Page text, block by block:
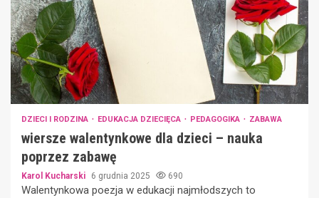
DZIECI I RODZINA EDUKACJA DZIECIĘCA PEDAGOGIKA ZABAWA
wiersze walentynkowe dla dzieci – nauka
poprzez zabawę
Karol Kucharski 6 grudnia 2025 690
Walentynkowa poezja w edukacji najmłodszych to